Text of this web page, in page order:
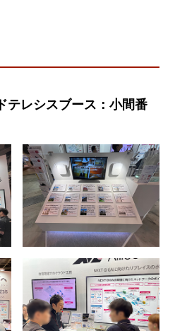
レシスブース：小間番